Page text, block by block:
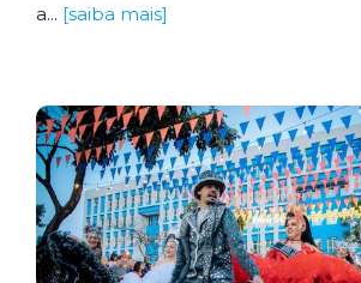
a... [saiba mais]